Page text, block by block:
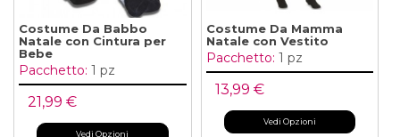
Costume Da Babbo
Natale con Cintura per
Bebe
Pacchetto: 1 pz
21,99 €
Vedi Opzioni
Costume Da Mamma
Natale con Vestito
Pacchetto: 1 pz
13,99 €
Vedi Opzioni